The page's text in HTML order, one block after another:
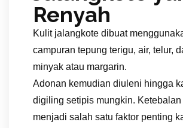
Renyah
Kulit jalangkote dibuat
campuran tepung terigu, air, telur,
minyak atau margarin.
Adonan kemudian diuleni hingga
digiling setipis mungkin.
menjadi salah satu faktor penting